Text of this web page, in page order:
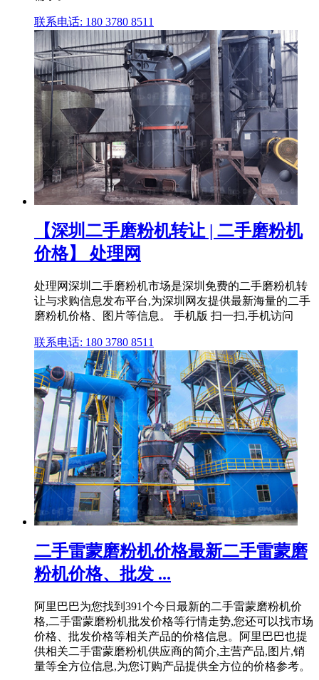
联系电话: 180 3780 8511
【深圳二手磨粉机转让 | 二手磨粉机
价格】 处理网
处理网深圳二手磨粉机市场是深圳免费的二手磨粉机转
让与求购信息发布平台,为深圳网友提供最新海量的二手
磨粉机价格、图片等信息。 手机版 扫一扫,手机访问
联系电话: 180 3780 8511
二手雷蒙磨粉机价格最新二手雷蒙磨
粉机价格、批发 ...
阿里巴巴为您找到391个今日最新的二手雷蒙磨粉机价
格,二手雷蒙磨粉机批发价格等行情走势,您还可以找市场
价格、批发价格等相关产品的价格信息。阿里巴巴也提
供相关二手雷蒙磨粉机供应商的简介,主营产品,图片,销
量等全方位信息,为您订购产品提供全方位的价格参考。